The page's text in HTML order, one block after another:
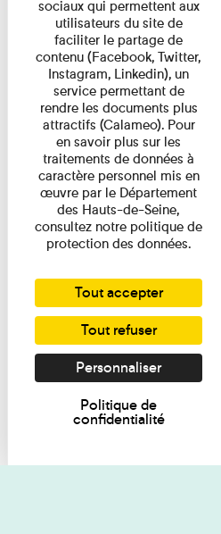
sociaux qui permettent aux
utilisateurs du site de
faciliter le partage de
contenu (Facebook, Twitter,
Instagram, Linkedin), un
service permettant de
rendre les documents plus
attractifs (Calameo). Pour
en savoir plus sur les
traitements de données à
caractère personnel mis en
œuvre par le Département
des Hauts-de-Seine,
consultez notre politique de
protection des données.
Tout accepter
Tout refuser
Personnaliser
Politique de
confidentialité